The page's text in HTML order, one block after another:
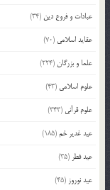
عبادات و فروع دین (34)
عقاید اسلامی (70)
علما و بزرگان(224)
علوم اسلامی (43)
علوم قرآنی (343)
عید غدیر خم(185)
عید فطر (35)
عید نوروز (45)